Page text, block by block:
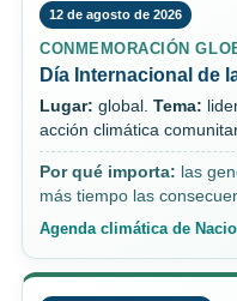
12 de agosto de 2026
CONMEMORACIÓN
Día Internacional de
Lugar: global. Tema:
acción climática
Por qué importa: las
más tiempo las
Agenda climática de